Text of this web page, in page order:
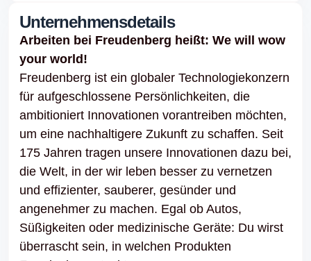
Unternehmensdetails
Arbeiten bei Freudenberg heißt: We will wow
your world!
Freudenberg ist ein globaler Technologiekonzern
für aufgeschlossene Persönlichkeiten, die
ambitioniert Innovationen vorantreiben möchten,
um eine nachhaltigere Zukunft zu schaffen. Seit
175 Jahren tragen unsere Innovationen dazu bei,
die Welt, in der wir leben besser zu vernetzen
und effizienter, sauberer, gesünder und
angenehmer zu machen. Egal ob Autos,
Süßigkeiten oder medizinische Geräte: Du wirst
überrascht sein, in welchen Produkten